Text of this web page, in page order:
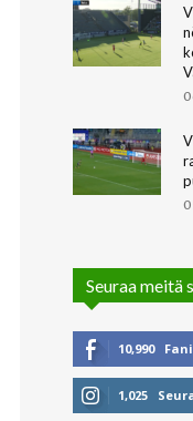
Seuraa meitä
10,990
1,025